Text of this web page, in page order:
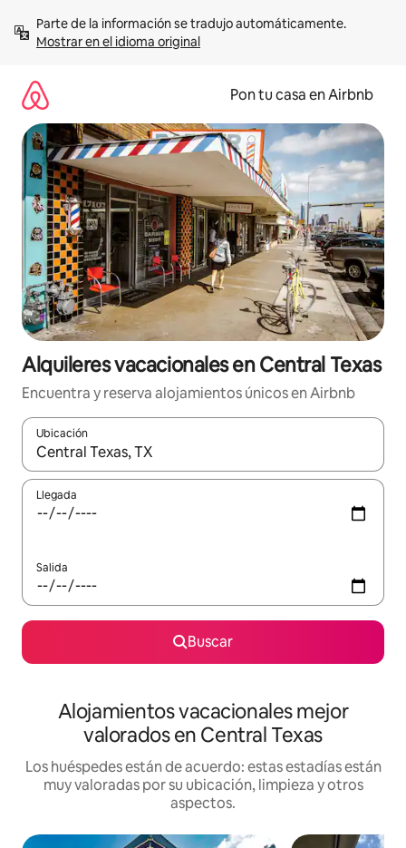
contenidoMostrar en el idioma original
Pon tu casa en Airbnb
Alquileres vacacionales en Central Texas
Encuentra y reserva alojamientos únicos en Airbnb
Ubicación
Cuando los resultados estén disponibles, navega con las
Llegada
Salida
Buscar
Alojamientos vacacionales mejor
valorados en Central Texas
Los huéspedes están de acuerdo: estas estadías están
muy valoradas por su ubicación, limpieza y otros
aspectos.